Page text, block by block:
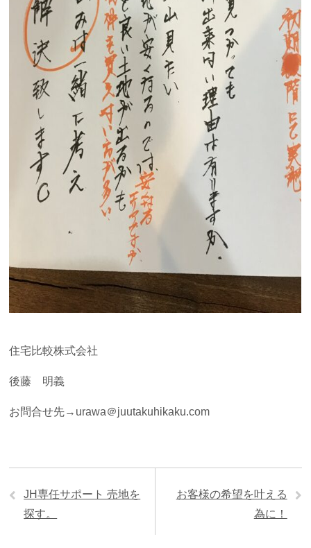
住宅比較株式会社
後藤 明義
お問合せ先→urawa＠juutakuhikaku.com
JH専任サポート 売地を
探す。
お客様の希望を叶える
為に！